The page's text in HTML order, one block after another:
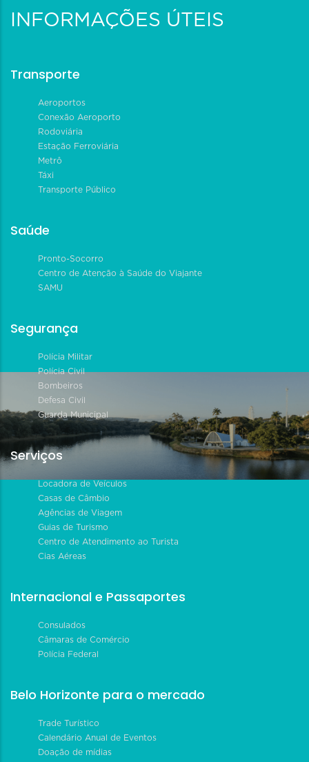
INFORMAÇÕES ÚTEIS
Transporte
Aeroportos
Conexão Aeroporto
Rodoviária
Estação Ferroviária
Metrô
Táxi
Transporte Público
Saúde
Pronto-Socorro
Centro de Atenção à Saúde do Viajante
SAMU
Segurança
Polícia Militar
Polícia Civil
Bombeiros
Defesa Civil
Guarda Municipal
Serviços
Locadora de Veículos
Casas de Câmbio
Agências de Viagem
Guias de Turismo
Centro de Atendimento ao Turista
Cias Aéreas
Internacional e Passaportes
Consulados
Câmaras de Comércio
Polícia Federal
Belo Horizonte para o mercado
Trade Turístico
Calendário Anual de Eventos
Doação de mídias